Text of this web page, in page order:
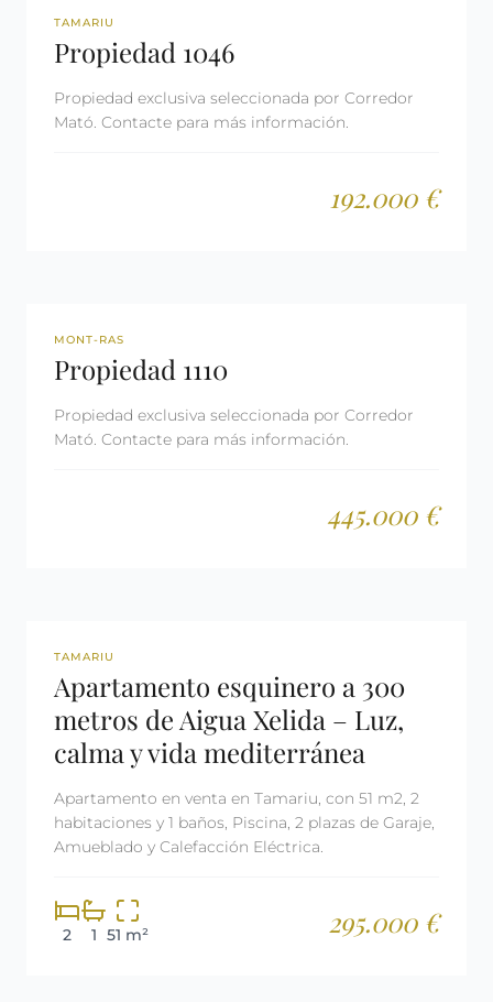
REF: 1046
TAMARIU
Propiedad 1046
Propiedad exclusiva seleccionada por Corredor
Mató. Contacte para más información.
192.000 €
REF: 1110
MONT-RAS
Propiedad 1110
Propiedad exclusiva seleccionada por Corredor
Mató. Contacte para más información.
445.000 €
REF: 2679
TAMARIU
Apartamento esquinero a 300
metros de Aigua Xelida – Luz,
calma y vida mediterránea
Apartamento en venta en Tamariu, con 51 m2, 2
habitaciones y 1 baños, Piscina, 2 plazas de Garaje,
Amueblado y Calefacción Eléctrica.
2 1 51 m² 295.000 €